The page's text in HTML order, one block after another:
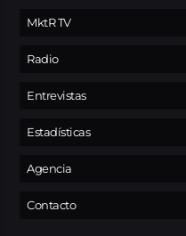
MktR TV
Radio
Entrevistas
Estadísticas
Agencia
Contacto